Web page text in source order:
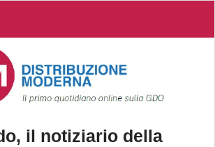
il notiziario della